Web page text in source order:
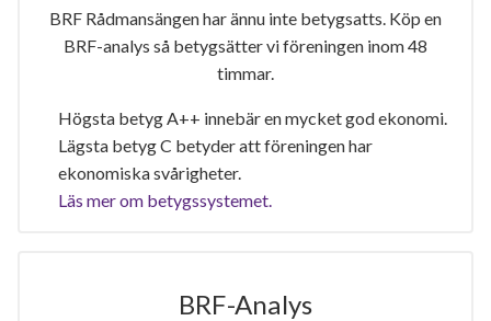
BRF Rådmansängen har ännu inte betygsatts. Köp en
BRF-analys så betygsätter vi föreningen inom 48
timmar.
Högsta betyg A++ innebär en mycket god ekonomi.
Lägsta betyg C betyder att föreningen har
ekonomiska svårigheter.
Läs mer om betygssystemet.
BRF-Analys